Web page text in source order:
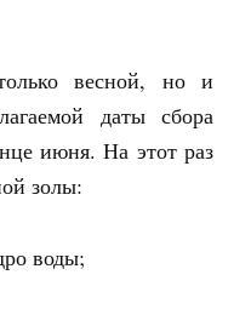
весной, но и
даты сбора
июня. На этот раз
золы:
воды;